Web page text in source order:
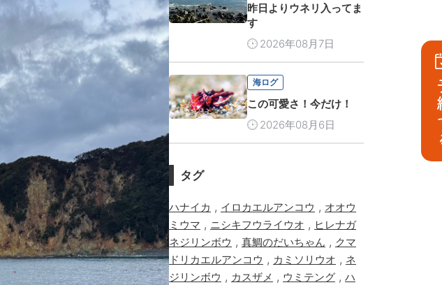
昨日よりウネリ入ってま
す
2026年08月7日
海ログ
この可愛さ！今だけ！
2026年08月6日
タグ
ハナイカ , イロカエルアンコウ , オオウ
ミウマ , ニシキフウライウオ , ヒレナガ
ネジリンボウ , 真鯛のだいちゃん , クマ
ドリカエルアンコウ , カミソリウオ , ネ
ジリンボウ , カスザメ , ウミテング , ハ